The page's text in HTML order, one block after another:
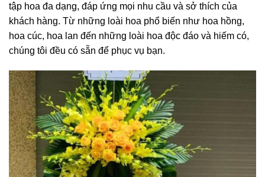
tập hoa đa dạng, đáp ứng mọi nhu cầu và sở thích của
khách hàng. Từ những loài hoa phổ biến như hoa hồng,
hoa cúc, hoa lan đến những loài hoa độc đáo và hiếm có,
chúng tôi đều có sẵn để phục vụ bạn.